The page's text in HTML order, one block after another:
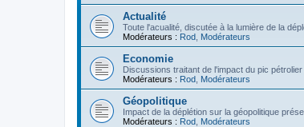
Actualité
Toute l'acualité, discutée à la lumière de la
Modérateurs : Rod Modérateurs
Economie
Discussions traitant de l'impact du pic pétrolier
Modérateurs : Rod Modérateurs
Géopolitique
Impact de la déplétion sur la géopolitique
Modérateurs : Rod Modérateurs